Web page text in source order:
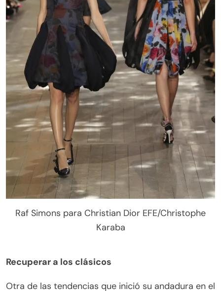
Raf Simons para Christian Dior EFE/Christophe
Karaba
Recuperar a los clásicos
Otra de las tendencias que inició su andadura en el